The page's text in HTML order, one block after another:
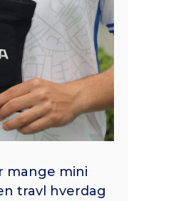
mange mini
travl hverdag